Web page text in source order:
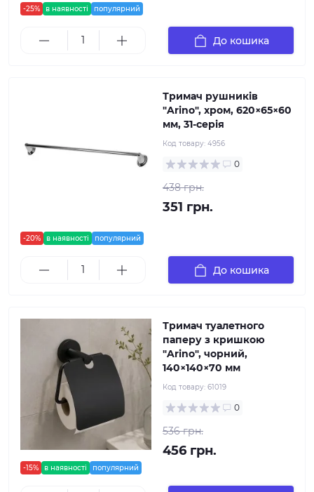
-25% в наявності популярний
До кошика
-20% в наявності популярний
Тримач рушників
"Arino", хром, 620×65×60
мм, 31-серія
Код товару: 4956
0
438 грн.
351 грн.
До кошика
-15% в наявності популярний
Тримач туалетного
паперу з кришкою
"Arino", чорний,
140×140×70 мм
Код товару: 61019
0
536 грн.
456 грн.